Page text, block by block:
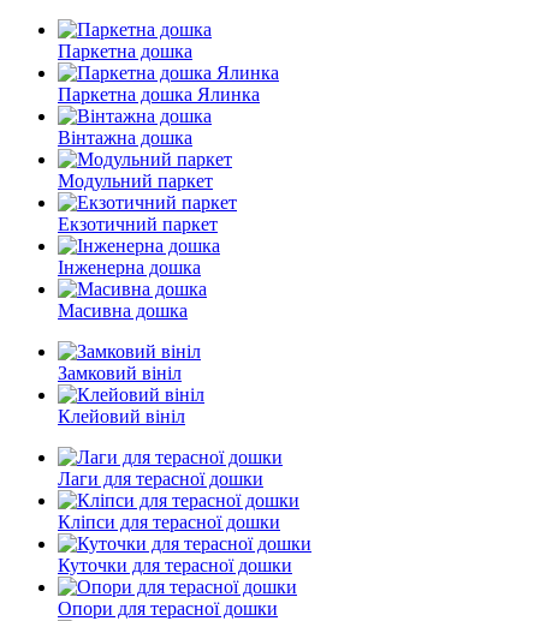
Паркетна дошка
Паркетна дошка Ялинка
Вінтажна дошка
Модульний паркет
Екзотичний паркет
Інженерна дошка
Масивна дошка
Замковий вініл
Клейовий вініл
Лаги для терасної дошки
Кліпси для терасної дошки
Куточки для терасної дошки
Опори для терасної дошки